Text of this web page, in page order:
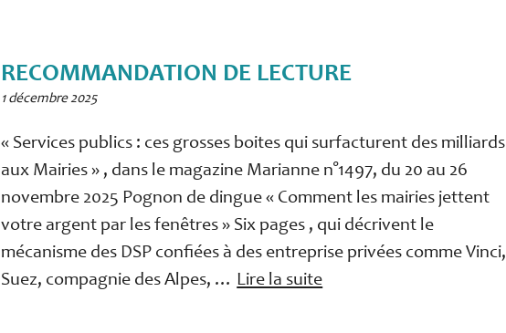
RECOMMANDATION DE LECTURE
1 décembre 2025
« Services publics : ces grosses boites qui surfacturent des milliards
aux Mairies » , dans le magazine Marianne n°1497, du 20 au 26
novembre 2025 Pognon de dingue « Comment les mairies jettent
votre argent par les fenêtres » Six pages , qui décrivent le
mécanisme des DSP confiées à des entreprise privées comme Vinci,
Suez, compagnie des Alpes, … Lire la suite